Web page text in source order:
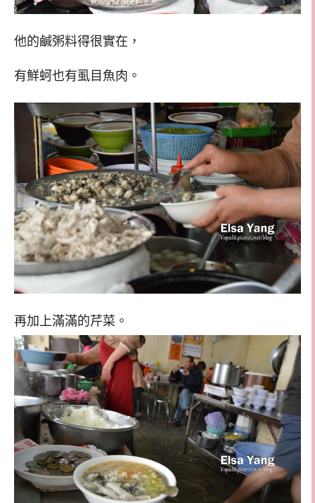
他的鹹粥料得很實在，
有鮮蚵也有虱目魚肉。
再加上滿滿的芹菜。